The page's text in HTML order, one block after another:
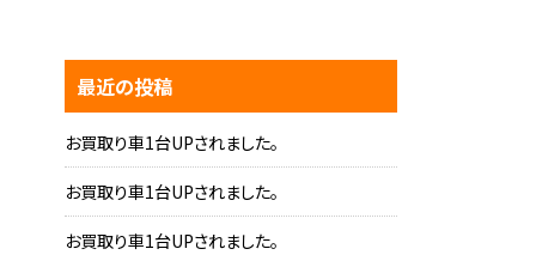
最近の投稿
お買取り車1台UPされました。
お買取り車1台UPされました。
お買取り車1台UPされました。